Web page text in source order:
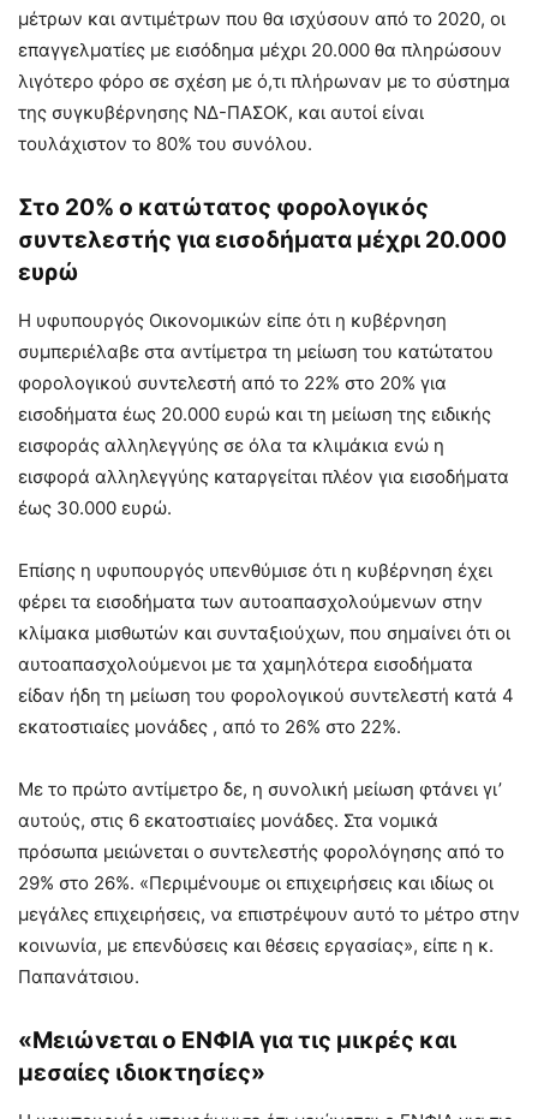
μέτρων και αντιμέτρων που θα ισχύσουν από το 2020, οι
επαγγελματίες με εισόδημα μέχρι 20.000 θα πληρώσουν
λιγότερο φόρο σε σχέση με ό,τι πλήρωναν με το σύστημα
της συγκυβέρνησης ΝΔ-ΠΑΣΟΚ, και αυτοί είναι
τουλάχιστον το 80% του συνόλου.
Στο 20% ο κατώτατος φορολογικός
συντελεστής για εισοδήματα μέχρι 20.000
ευρώ
Η υφυπουργός Οικονομικών είπε ότι η κυβέρνηση
συμπεριέλαβε στα αντίμετρα τη μείωση του κατώτατου
φορολογικού συντελεστή από το 22% στο 20% για
εισοδήματα έως 20.000 ευρώ και τη μείωση της ειδικής
εισφοράς αλληλεγγύης σε όλα τα κλιμάκια ενώ η
εισφορά αλληλεγγύης καταργείται πλέον για εισοδήματα
έως 30.000 ευρώ.
Επίσης η υφυπουργός υπενθύμισε ότι η κυβέρνηση έχει
φέρει τα εισοδήματα των αυτοαπασχολούμενων στην
κλίμακα μισθωτών και συνταξιούχων, που σημαίνει ότι οι
αυτοαπασχολούμενοι με τα χαμηλότερα εισοδήματα
είδαν ήδη τη μείωση του φορολογικού συντελεστή κατά 4
εκατοστιαίες μονάδες , από το 26% στο 22%.
Με το πρώτο αντίμετρο δε, η συνολική μείωση φτάνει γι’
αυτούς, στις 6 εκατοστιαίες μονάδες. Στα νομικά
πρόσωπα μειώνεται ο συντελεστής φορολόγησης από το
29% στο 26%. «Περιμένουμε οι επιχειρήσεις και ιδίως οι
μεγάλες επιχειρήσεις, να επιστρέψουν αυτό το μέτρο στην
κοινωνία, με επενδύσεις και θέσεις εργασίας», είπε η κ.
Παπανάτσιου.
«Μειώνεται ο ΕΝΦΙΑ για τις μικρές και
μεσαίες ιδιοκτησίες»